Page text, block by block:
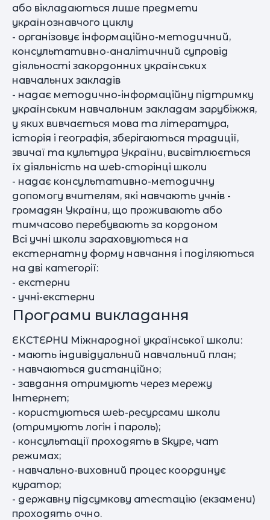
або вікладаються лише предмети
українознавчого циклу
- організовує інформаційно-методичний,
консультативно-аналітичний супровід
діяльності закордонних українських
навчальних закладів
- надає методично-інформаційну підтримку
українським навчальним закладам зарубіжжя,
у яких вивчається мова та література,
історія і географія, зберігаються традиції,
звичаї та культура України, висвітлюється
їх діяльність на web-сторінці школи
- надає консультативно-методичну
допомогу вчителям, які навчають учнів -
громадян України, що проживають або
тимчасово перебувають за кордоном
Всі учні школи зараховуються на
екстернатну форму навчання і поділяються
на дві категорії:
- екстерни
- учні-екстерни
Програми викладання
ЕКСТЕРНИ Міжнародної української школи:
- мають індивідуальний навчальний план;
- навчаються дистанційно;
- завдання отримують через мережу
Інтернет;
- користуються web-ресурсами школи
(отримують логін і пароль);
- консультації проходять в Skype, чат
режимах;
- навчально-виховний процес координує
куратор;
- державну підсумкову атестацію (екзамени)
проходять очно.